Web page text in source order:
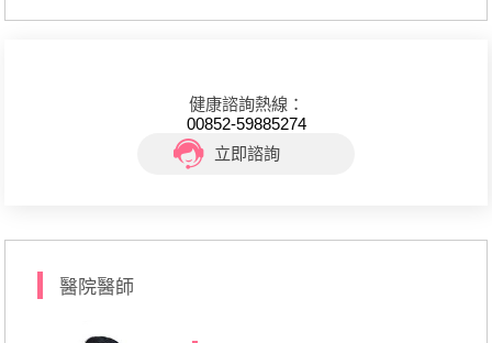
健康諮詢熱線：
00852-59885274
立即諮詢
醫院醫師